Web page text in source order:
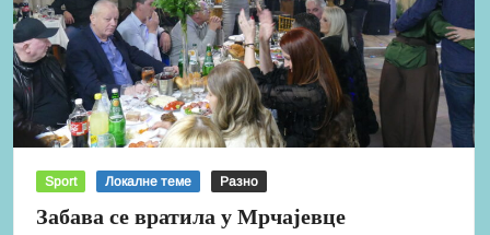
Sport Локалне теме Разно
Забава се вратила у Мрчајевце